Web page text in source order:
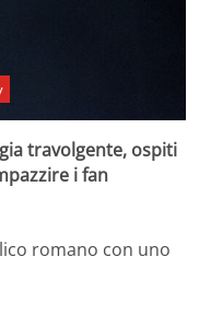
travolgente, ospiti
i fan
romano con uno